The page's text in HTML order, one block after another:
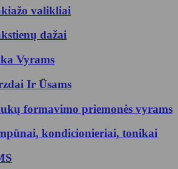
valikliai
dažai
Vyrams
Ir Ūsams
formavimo priemonės vyrams
kondicionieriai, tonikai